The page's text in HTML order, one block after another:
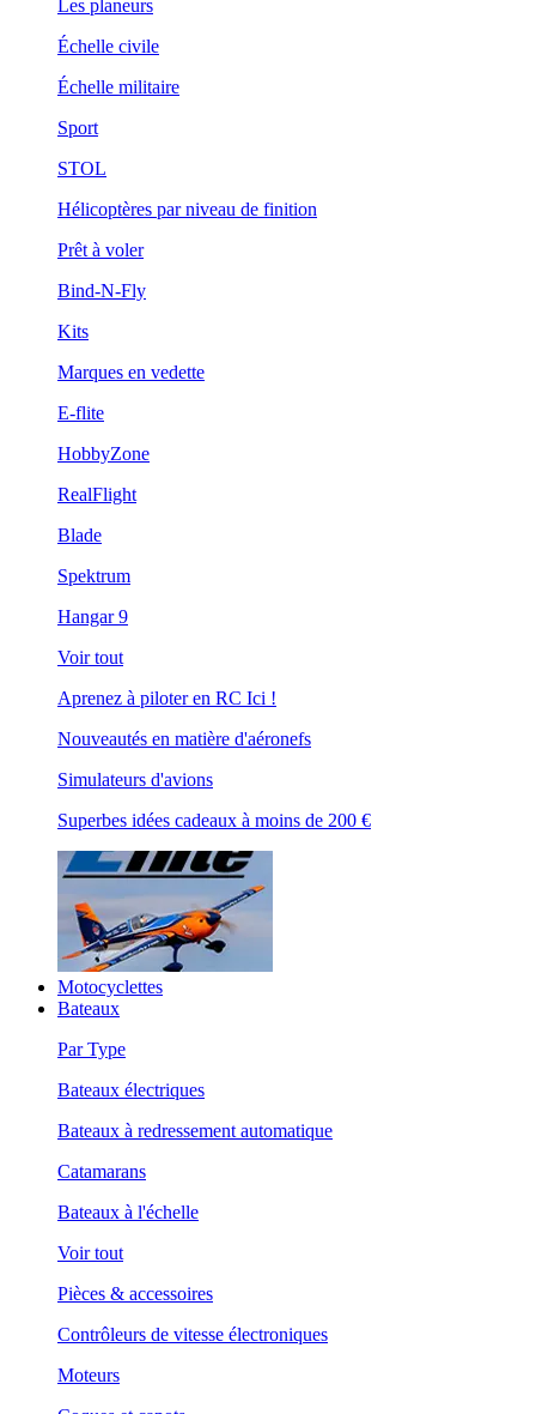
Les planeurs
Échelle civile
Échelle militaire
Sport
STOL
Hélicoptères par niveau de finition
Prêt à voler
Bind-N-Fly
Kits
Marques en vedette
E-flite
HobbyZone
RealFlight
Blade
Spektrum
Hangar 9
Voir tout
Aprenez à piloter en RC Ici !
Nouveautés en matière d'aéronefs
Simulateurs d'avions
Superbes idées cadeaux à moins de 200 €
Motocyclettes
Bateaux
Par Type
Bateaux électriques
Bateaux à redressement automatique
Catamarans
Bateaux à l'échelle
Voir tout
Pièces & accessoires
Contrôleurs de vitesse électroniques
Moteurs